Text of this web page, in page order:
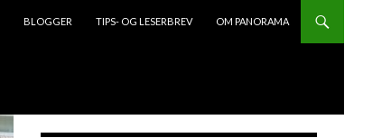
BLOGGER TIPS- OG LESERBREV OM PANORAMA